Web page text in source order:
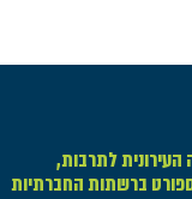
לתרבות,
ברשתות החברתיות